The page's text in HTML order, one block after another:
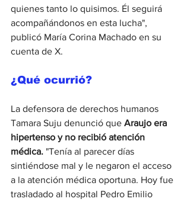
quienes tanto lo quisimos. Él seguirá
acompañándonos en esta lucha",
publicó María Corina Machado en su
cuenta de X.
¿Qué ocurrió?
La defensora de derechos humanos
Tamara Suju denunció que Araujo era
hipertenso y no recibió atención
médica. "Tenía al parecer días
sintiéndose mal y le negaron el acceso
a la atención médica oportuna. Hoy fue
trasladado al hospital Pedro Emilio